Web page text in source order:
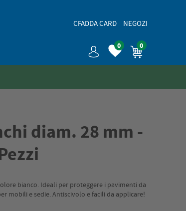
CFADDA CARD NEGOZI
0 0
diam. 28 mm -
bianco. Ideali per proteggere i pavimenti da
mobili e sedie. Antiscivolo e facili da applicare!